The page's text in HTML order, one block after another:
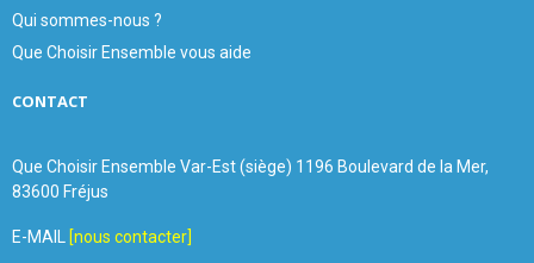
Qui sommes-nous ?
Que Choisir Ensemble vous aide
CONTACT
Que Choisir Ensemble Var-Est (siège) 1196 Boulevard de la Mer,
83600 Fréjus
E-MAIL [nous contacter]